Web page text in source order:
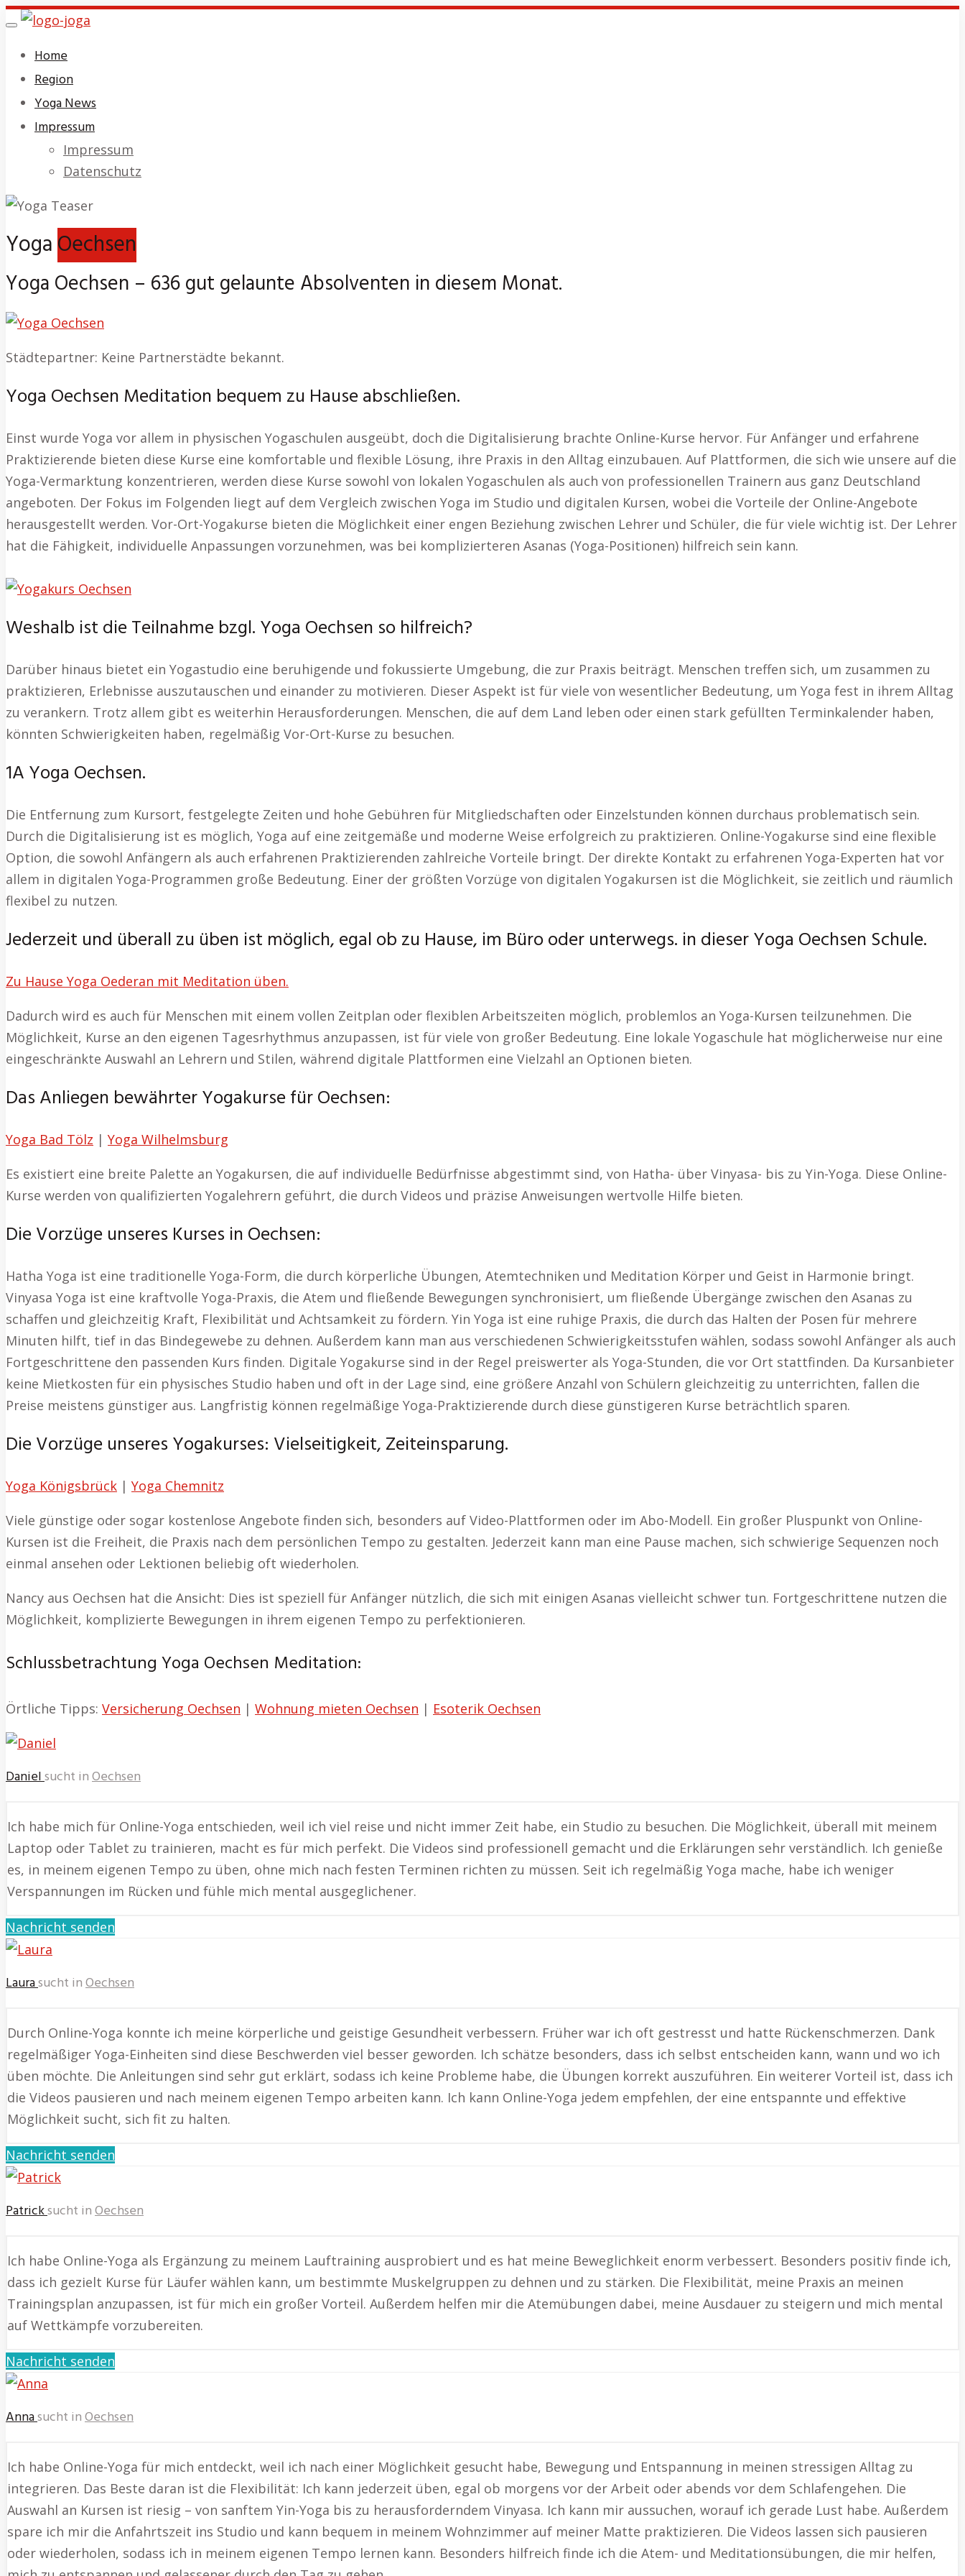
Skip
main
content
Toggle
Home
Region
Yoga News
Impressum
Impressum
Datenschutz
YogaOechsen
Yoga Oechsen – 636 gut gelaunte Absolventen in diesem Monat.
Städtepartner: Keine Partnerstädte bekannt.
Yoga Oechsen Meditation bequem zu Hause abschließen.
Einst wurde Yoga vor allem in physischen Yogaschulen ausgeübt, doch die Digitalisierung brachte Online-Kurse hervor. Für Anfänger und erfahrene
Praktizierende bieten diese Kurse eine komfortable und flexible Lösung, ihre Praxis in den Alltag einzubauen. Auf Plattformen, die sich wie unsere auf die
Yoga-Vermarktung konzentrieren, werden diese Kurse sowohl von lokalen Yogaschulen als auch von professionellen Trainern aus ganz Deutschland
angeboten. Der Fokus im Folgenden liegt auf dem Vergleich zwischen Yoga im Studio und digitalen Kursen, wobei die Vorteile der Online-Angebote
herausgestellt werden. Vor-Ort-Yogakurse bieten die Möglichkeit einer engen Beziehung zwischen Lehrer und Schüler, die für viele wichtig ist. Der Lehrer
hat die Fähigkeit, individuelle Anpassungen vorzunehmen, was bei komplizierteren Asanas (Yoga-Positionen) hilfreich sein kann.
Weshalb ist die Teilnahme bzgl. Yoga Oechsen so hilfreich?
Darüber hinaus bietet ein Yogastudio eine beruhigende und fokussierte Umgebung, die zur Praxis beiträgt. Menschen treffen sich, um zusammen zu
praktizieren, Erlebnisse auszutauschen und einander zu motivieren. Dieser Aspekt ist für viele von wesentlicher Bedeutung, um Yoga fest in ihrem Alltag
zu verankern. Trotz allem gibt es weiterhin Herausforderungen. Menschen, die auf dem Land leben oder einen stark gefüllten Terminkalender haben,
könnten Schwierigkeiten haben, regelmäßig Vor-Ort-Kurse zu besuchen.
1A Yoga Oechsen.
Die Entfernung zum Kursort, festgelegte Zeiten und hohe Gebühren für Mitgliedschaften oder Einzelstunden können durchaus problematisch sein.
Durch die Digitalisierung ist es möglich, Yoga auf eine zeitgemäße und moderne Weise erfolgreich zu praktizieren. Online-Yogakurse sind eine flexible
Option, die sowohl Anfängern als auch erfahrenen Praktizierenden zahlreiche Vorteile bringt. Der direkte Kontakt zu erfahrenen Yoga-Experten hat vor
allem in digitalen Yoga-Programmen große Bedeutung. Einer der größten Vorzüge von digitalen Yogakursen ist die Möglichkeit, sie zeitlich und räumlich
flexibel zu nutzen.
Jederzeit und überall zu üben ist möglich, egal ob zu Hause, im Büro oder unterwegs. in dieser Yoga Oechsen Schule.
Zu Hause Yoga Oederan mit Meditation üben.
Dadurch wird es auch für Menschen mit einem vollen Zeitplan oder flexiblen Arbeitszeiten möglich, problemlos an Yoga-Kursen teilzunehmen. Die
Möglichkeit, Kurse an den eigenen Tagesrhythmus anzupassen, ist für viele von großer Bedeutung. Eine lokale Yogaschule hat möglicherweise nur eine
eingeschränkte Auswahl an Lehrern und Stilen, während digitale Plattformen eine Vielzahl an Optionen bieten.
Das Anliegen bewährter Yogakurse für Oechsen:
Yoga Bad Tölz | Yoga Wilhelmsburg
Es existiert eine breite Palette an Yogakursen, die auf individuelle Bedürfnisse abgestimmt sind, von Hatha- über Vinyasa- bis zu Yin-Yoga. Diese Online-
Kurse werden von qualifizierten Yogalehrern geführt, die durch Videos und präzise Anweisungen wertvolle Hilfe bieten.
Die Vorzüge unseres Kurses in Oechsen:
Hatha Yoga ist eine traditionelle Yoga-Form, die durch körperliche Übungen, Atemtechniken und Meditation Körper und Geist in Harmonie bringt.
Vinyasa Yoga ist eine kraftvolle Yoga-Praxis, die Atem und fließende Bewegungen synchronisiert, um fließende Übergänge zwischen den Asanas zu
schaffen und gleichzeitig Kraft, Flexibilität und Achtsamkeit zu fördern. Yin Yoga ist eine ruhige Praxis, die durch das Halten der Posen für mehrere
Minuten hilft, tief in das Bindegewebe zu dehnen. Außerdem kann man aus verschiedenen Schwierigkeitsstufen wählen, sodass sowohl Anfänger als auch
Fortgeschrittene den passenden Kurs finden. Digitale Yogakurse sind in der Regel preiswerter als Yoga-Stunden, die vor Ort stattfinden. Da Kursanbieter
keine Mietkosten für ein physisches Studio haben und oft in der Lage sind, eine größere Anzahl von Schülern gleichzeitig zu unterrichten, fallen die
Preise meistens günstiger aus. Langfristig können regelmäßige Yoga-Praktizierende durch diese günstigeren Kurse beträchtlich sparen.
Die Vorzüge unseres Yogakurses: Vielseitigkeit, Zeiteinsparung.
Yoga Königsbrück | Yoga Chemnitz
Viele günstige oder sogar kostenlose Angebote finden sich, besonders auf Video-Plattformen oder im Abo-Modell. Ein großer Pluspunkt von Online-
Kursen ist die Freiheit, die Praxis nach dem persönlichen Tempo zu gestalten. Jederzeit kann man eine Pause machen, sich schwierige Sequenzen noch
einmal ansehen oder Lektionen beliebig oft wiederholen.
Nancy aus Oechsen hat die Ansicht: Dies ist speziell für Anfänger nützlich, die sich mit einigen Asanas vielleicht schwer tun. Fortgeschrittene nutzen die
Möglichkeit, komplizierte Bewegungen in ihrem eigenen Tempo zu perfektionieren.
Schlussbetrachtung Yoga Oechsen Meditation:
Örtliche Tipps: Versicherung Oechsen | Wohnung mieten Oechsen | Esoterik Oechsen
Danielsucht inOechsen
Ich habe mich für Online-Yoga entschieden, weil ich viel reise und nicht immer Zeit habe, ein Studio zu besuchen. Die Möglichkeit, überall mit meinem
Laptop oder Tablet zu trainieren, macht es für mich perfekt. Die Videos sind professionell gemacht und die Erklärungen sehr verständlich. Ich genieße
es, in meinem eigenen Tempo zu üben, ohne mich nach festen Terminen richten zu müssen. Seit ich regelmäßig Yoga mache, habe ich weniger
Verspannungen im Rücken und fühle mich mental ausgeglichener.
Nachricht senden
Laurasucht inOechsen
Durch Online-Yoga konnte ich meine körperliche und geistige Gesundheit verbessern. Früher war ich oft gestresst und hatte Rückenschmerzen. Dank
regelmäßiger Yoga-Einheiten sind diese Beschwerden viel besser geworden. Ich schätze besonders, dass ich selbst entscheiden kann, wann und wo ich
üben möchte. Die Anleitungen sind sehr gut erklärt, sodass ich keine Probleme habe, die Übungen korrekt auszuführen. Ein weiterer Vorteil ist, dass ich
die Videos pausieren und nach meinem eigenen Tempo arbeiten kann. Ich kann Online-Yoga jedem empfehlen, der eine entspannte und effektive
Möglichkeit sucht, sich fit zu halten.
Nachricht senden
Patricksucht inOechsen
Ich habe Online-Yoga als Ergänzung zu meinem Lauftraining ausprobiert und es hat meine Beweglichkeit enorm verbessert. Besonders positiv finde ich,
dass ich gezielt Kurse für Läufer wählen kann, um bestimmte Muskelgruppen zu dehnen und zu stärken. Die Flexibilität, meine Praxis an meinen
Trainingsplan anzupassen, ist für mich ein großer Vorteil. Außerdem helfen mir die Atemübungen dabei, meine Ausdauer zu steigern und mich mental
auf Wettkämpfe vorzubereiten.
Nachricht senden
Annasucht inOechsen
Ich habe Online-Yoga für mich entdeckt, weil ich nach einer Möglichkeit gesucht habe, Bewegung und Entspannung in meinen stressigen Alltag zu
integrieren. Das Beste daran ist die Flexibilität: Ich kann jederzeit üben, egal ob morgens vor der Arbeit oder abends vor dem Schlafengehen. Die
Auswahl an Kursen ist riesig – von sanftem Yin-Yoga bis zu herausforderndem Vinyasa. Ich kann mir aussuchen, worauf ich gerade Lust habe. Außerdem
spare ich mir die Anfahrtszeit ins Studio und kann bequem in meinem Wohnzimmer auf meiner Matte praktizieren. Die Videos lassen sich pausieren
oder wiederholen, sodass ich in meinem eigenen Tempo lernen kann. Besonders hilfreich finde ich die Atem- und Meditationsübungen, die mir helfen,